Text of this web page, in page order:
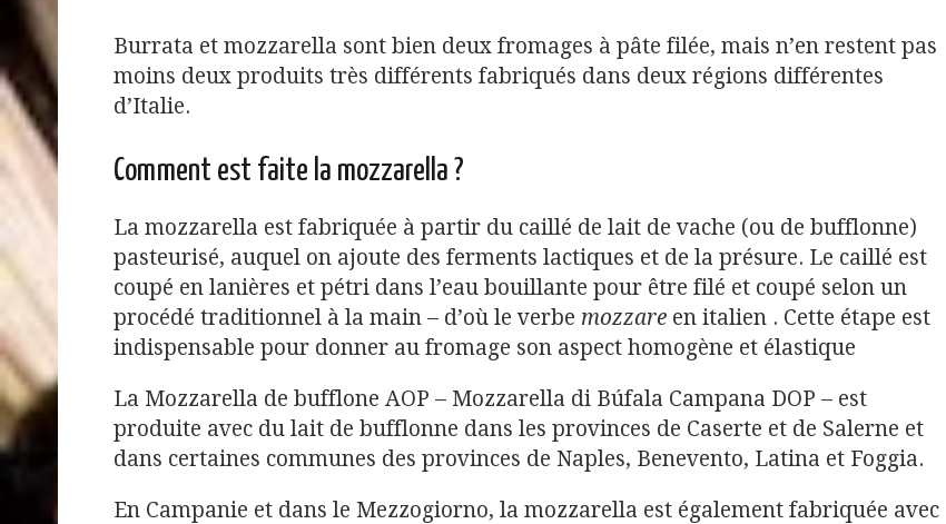
Burrata et mozzarella sont bien deux fromages à pâte filée, mais n’en restent pas
moins deux produits très différents fabriqués dans deux régions différentes
d’Italie.
Comment est faite la mozzarella ?
La mozzarella est fabriquée à partir du caillé de lait de vache (ou de bufflonne)
pasteurisé, auquel on ajoute des ferments lactiques et de la présure. Le caillé est
coupé en lanières et pétri dans l’eau bouillante pour être filé et coupé selon un
procédé traditionnel à la main – d’où le verbe mozzare en italien . Cette étape est
indispensable pour donner au fromage son aspect homogène et élastique
La Mozzarella de bufflone AOP – Mozzarella di Búfala Campana DOP – est
produite avec du lait de bufflonne dans les provinces de Caserte et de Salerne et
dans certaines communes des provinces de Naples, Benevento, Latina et Foggia.
En Campanie et dans le Mezzogiorno, la mozzarella est également fabriquée avec